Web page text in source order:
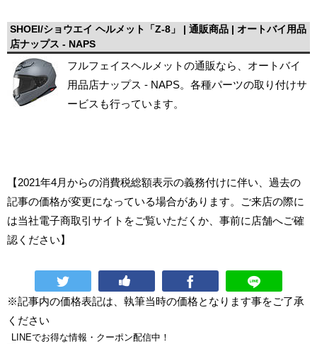
SHOEI/ショウエイ ヘルメット「Z-8」 | 通販商品 | オートバイ用品
店ナップス - NAPS
フルフェイスヘルメットの通販なら、オートバイ
用品店ナップス - NAPS。各種パーツの取り付けサ
ービスも行っています。
【2021年4月からの消費税総額表示の義務付けに伴い、過去の
記事の価格が変更になっている場合があります。ご来店の際に
は当社電子商取引サイトをご覧いただくか、事前に店舗へご確
認ください】
※記事内の価格表記は、執筆当時の価格となります事をご了承
ください
LINEでお得な情報・クーポン配信中！